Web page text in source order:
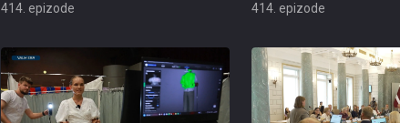
414. epizode 414. epizode